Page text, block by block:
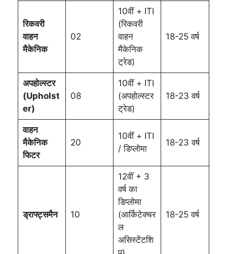
रिकवरी
वाहन
मैकेनिक
02
10वीं + ITI
(रिकवरी
वाहन
मैकेनिक
ट्रेड)
18-25 वर्ष
अपहोल्स्टर
(Upholst
er)
08
10वीं + ITI
(अपहोल्स्टर
ट्रेड)
18-23 वर्ष
वाहन
मैकेनिक
फिटर
20
10वीं + ITI
/ डिप्लोमा
18-23 वर्ष
ड्राफ्ट्समैन 10
12वीं + 3
वर्ष का
डिप्लोमा
(आर्किटेक्चर
ल
असिस्टेंटशि
18-25 वर्ष